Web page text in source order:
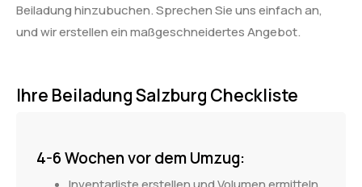
Beiladung hinzubuchen. Sprechen Sie uns einfach an,
und wir erstellen ein maßgeschneidertes Angebot.
Ihre Beiladung Salzburg Checkliste
4-6 Wochen vor dem Umzug: